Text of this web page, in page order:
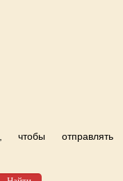
, чтобы отправлять